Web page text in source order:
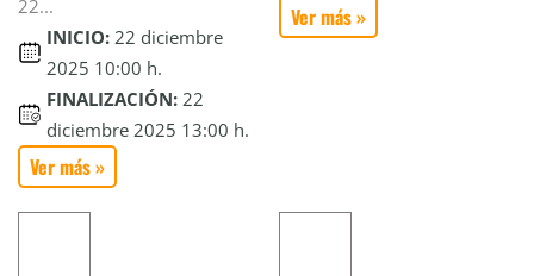
22...
INICIO: 22 diciembre
2025 10:00 h.
FINALIZACIÓN: 22
diciembre 2025 13:00 h.
Ver más »
Ver más »